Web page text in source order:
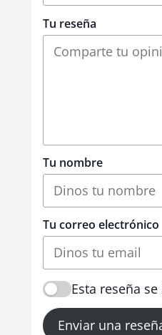
Tu reseña
Tu nombre
Tu correo electrónico
Esta reseña
Enviar una